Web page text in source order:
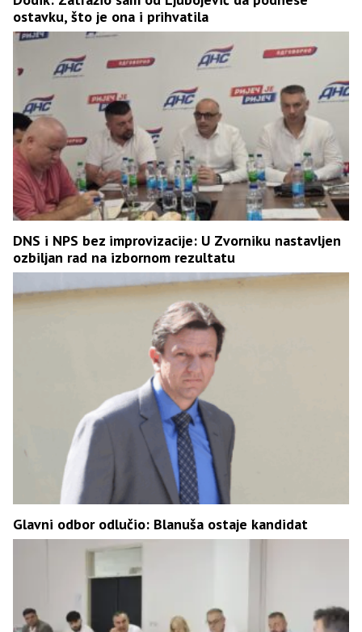
ostavku, što je ona i prihvatila
DNS i NPS bez improvizacije: U Zvorniku nastavljen
ozbiljan rad na izbornom rezultatu
Glavni odbor odlučio: Blanuša ostaje kandidat